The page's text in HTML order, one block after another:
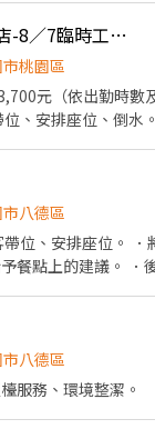
👍 王品牛排桃園同德店-8／7臨時工或大廳晚班假日計時或見習襄理可內洽詳談
桃園區
元（依出勤時數及
、安排座位、倒水
理環境。
八德區
位、安排座位。 ．
餐點上的建議。 ．
境、設備和餐具。
務。八德區
服務、環境整潔。